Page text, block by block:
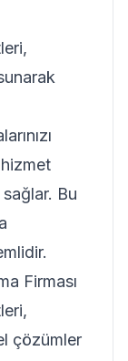
Bu
Firması
çözümler